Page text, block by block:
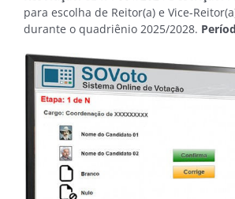
para escolha de Reitor(a) e Vice-
durante o quadriênio 2025/2028.
às 18h.Data da eleição:15 de outubro
às 21h, ininterruptamente.